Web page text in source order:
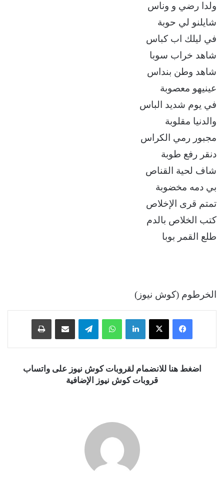
ولدا رضي و وناس
شايلنو لي حوبة
في ليلك اب كباس
شاهد خراب سوبا
شاهد وطن بنداس
عينيهو معصوبة
في يوم شديد الباس
والدنيا مقلوبة
مجبور رمي الكراس
دنقر رفع طوبة
شاف لحية القناص
بي دمه مخضوبة
تمتم قرى الإخلاص
كتب الخلاص بالدم
طلع القمر بوبا
الخرطوم (كوش نيوز)
فيسبوك ‫X لينكدإن واتساب تيلقرام
اضغط هنا للانضمام لقروبات كوش نيوز على واتساب
قروبات كوش نيوز الإضافية